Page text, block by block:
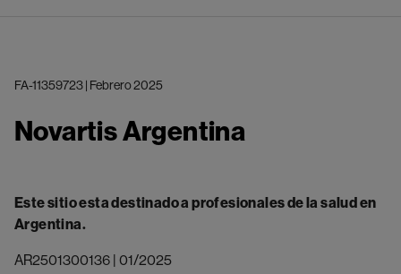
FA-11359723 | Febrero 2025
Novartis Argentina
Este sitio esta destinado a profesionales de la salud en
Argentina.
AR2501300136 | 01/2025